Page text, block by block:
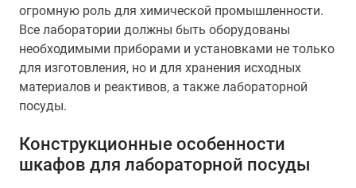
огромную роль для химической промышленности.
Все лаборатории должны быть оборудованы
необходимыми приборами и установками не только
для изготовления, но и для хранения исходных
материалов и реактивов, а также лабораторной
посуды.
Конструкционные особенности
шкафов для лабораторной посуды